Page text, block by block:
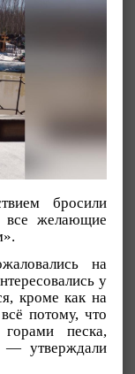
бросили
все желающие
на
у
кроме как на
потому, что
песка,
— утверждали